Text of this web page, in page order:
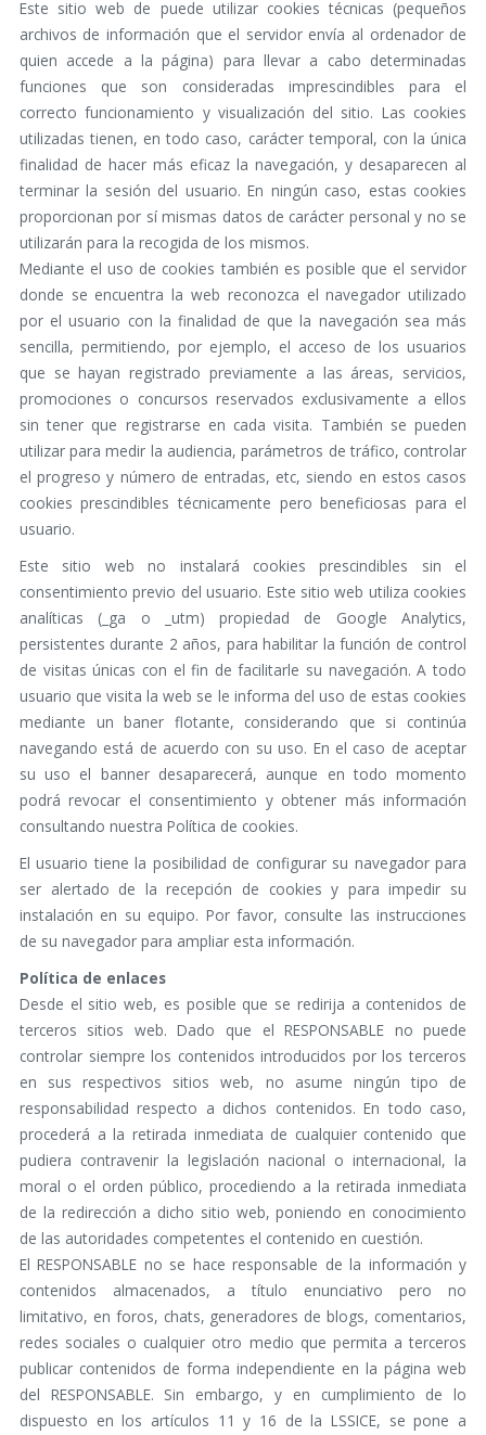
Este sitio web de puede utilizar cookies técnicas (pequeños
archivos de información que el servidor envía al ordenador de
quien accede a la página) para llevar a cabo determinadas
funciones que son consideradas imprescindibles para el
correcto funcionamiento y visualización del sitio. Las cookies
utilizadas tienen, en todo caso, carácter temporal, con la única
finalidad de hacer más eficaz la navegación, y desaparecen al
terminar la sesión del usuario. En ningún caso, estas cookies
proporcionan por sí mismas datos de carácter personal y no se
utilizarán para la recogida de los mismos.
Mediante el uso de cookies también es posible que el servidor
donde se encuentra la web reconozca el navegador utilizado
por el usuario con la finalidad de que la navegación sea más
sencilla, permitiendo, por ejemplo, el acceso de los usuarios
que se hayan registrado previamente a las áreas, servicios,
promociones o concursos reservados exclusivamente a ellos
sin tener que registrarse en cada visita. También se pueden
utilizar para medir la audiencia, parámetros de tráfico, controlar
el progreso y número de entradas, etc, siendo en estos casos
cookies prescindibles técnicamente pero beneficiosas para el
usuario.
Este sitio web no instalará cookies prescindibles sin el
consentimiento previo del usuario. Este sitio web utiliza cookies
analíticas (_ga o _utm) propiedad de Google Analytics,
persistentes durante 2 años, para habilitar la función de control
de visitas únicas con el fin de facilitarle su navegación. A todo
usuario que visita la web se le informa del uso de estas cookies
mediante un baner flotante, considerando que si continúa
navegando está de acuerdo con su uso. En el caso de aceptar
su uso el banner desaparecerá, aunque en todo momento
podrá revocar el consentimiento y obtener más información
consultando nuestra Política de cookies.
El usuario tiene la posibilidad de configurar su navegador para
ser alertado de la recepción de cookies y para impedir su
instalación en su equipo. Por favor, consulte las instrucciones
de su navegador para ampliar esta información.
Política de enlaces
Desde el sitio web, es posible que se redirija a contenidos de
terceros sitios web. Dado que el RESPONSABLE no puede
controlar siempre los contenidos introducidos por los terceros
en sus respectivos sitios web, no asume ningún tipo de
responsabilidad respecto a dichos contenidos. En todo caso,
procederá a la retirada inmediata de cualquier contenido que
pudiera contravenir la legislación nacional o internacional, la
moral o el orden público, procediendo a la retirada inmediata
de la redirección a dicho sitio web, poniendo en conocimiento
de las autoridades competentes el contenido en cuestión.
El RESPONSABLE no se hace responsable de la información y
contenidos almacenados, a título enunciativo pero no
limitativo, en foros, chats, generadores de blogs, comentarios,
redes sociales o cualquier otro medio que permita a terceros
publicar contenidos de forma independiente en la página web
del RESPONSABLE. Sin embargo, y en cumplimiento de lo
dispuesto en los artículos 11 y 16 de la LSSICE, se pone a